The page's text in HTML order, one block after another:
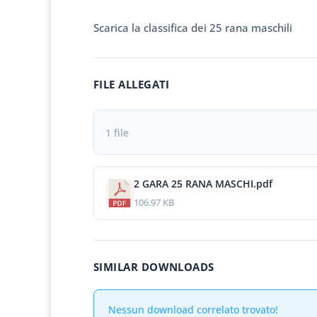
Scarica la classifica dei 25 rana maschili
FILE ALLEGATI
1 file
2 GARA 25 RANA MASCHI.pdf
106.97 KB
SIMILAR DOWNLOADS
Nessun download correlato trovato!